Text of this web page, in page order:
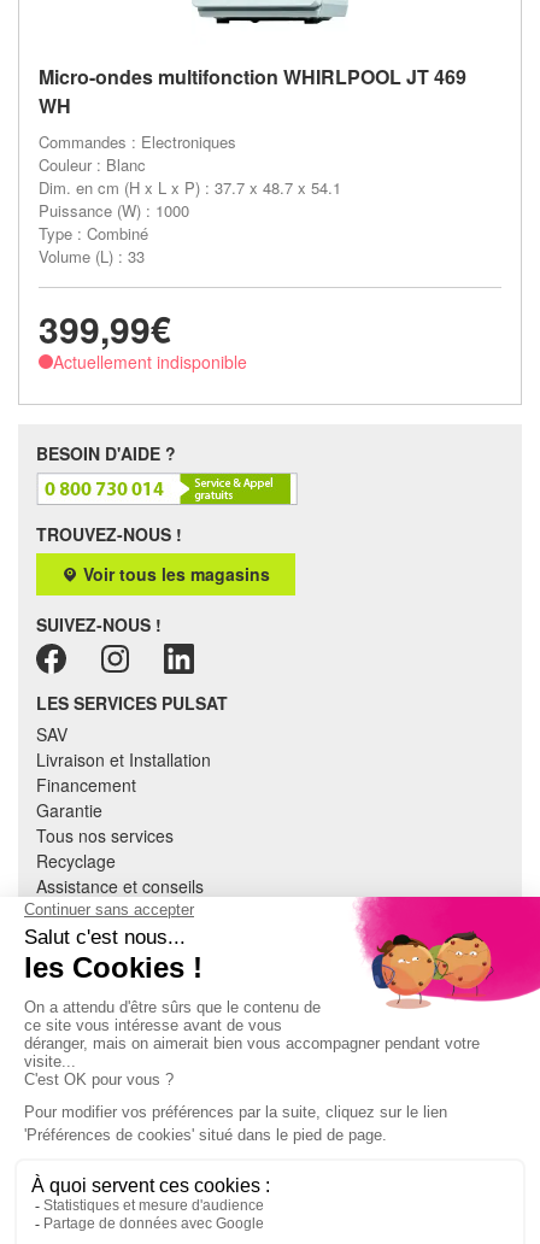
Micro-ondes multifonction WHIRLPOOL JT 469
WH
Commandes : Electroniques
Couleur : Blanc
Dim. en cm (H x L x P) : 37.7 x 48.7 x 54.1
Puissance (W) : 1000
Type : Combiné
Volume (L) : 33
399,99€
Actuellement indisponible
BESOIN D'AIDE ?
TROUVEZ-NOUS !
Voir tous les magasins
SUIVEZ-NOUS !
LES SERVICES PULSAT
SAV
Livraison et Installation
Financement
Garantie
Tous nos services
Recyclage
Assistance et conseils
Cuisine équipée
Literie
Nous contacter
À PROPOS
CGV
Mentions légales
Données personnelles
Devenir adhérent
EN SAVOIR PLUS
Indice de réparabilité
Accès extranet Pulsat